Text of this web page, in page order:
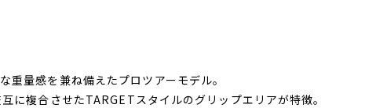
重量感を兼ね備えたプロツアーモデル。
に複合させたTARGETスタイルのグリップエリアが特徴。